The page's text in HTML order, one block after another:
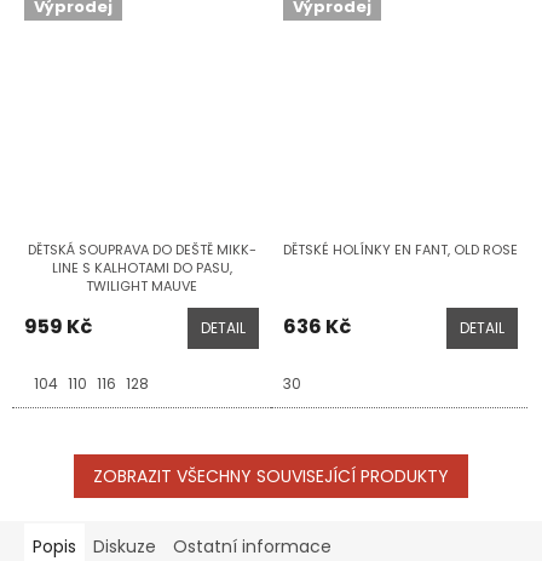
Výprodej
DĚTSKÁ SOUPRAVA DO DEŠTĚ MIKK-
LINE S KALHOTAMI DO PASU,
TWILIGHT MAUVE
959 Kč DETAIL
104 110 116 128
Výprodej
DĚTSKÉ HOLÍNKY EN FANT, OLD ROSE
636 Kč DETAIL
30
ZOBRAZIT VŠECHNY SOUVISEJÍCÍ PRODUKTY
Popis Diskuze Ostatní informace